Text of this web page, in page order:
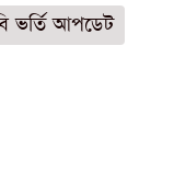
ভর্তি আপডেট